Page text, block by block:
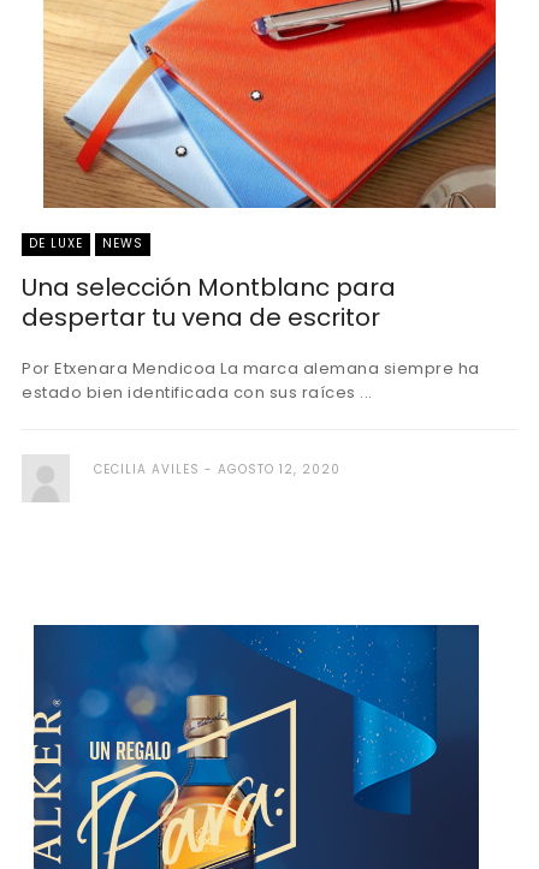
DE LUXE NEWS
Una selección Montblanc para
despertar tu vena de escritor
Por Etxenara Mendicoa La marca alemana siempre ha
estado bien identificada con sus raíces ...
CECILIA AVILES AGOSTO 12, 2020